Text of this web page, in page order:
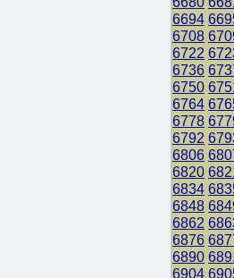
6694
6708
6722
6736
6750
6764
6778
6792
6806
6820
6834
6848
6862
6876
6890
6904